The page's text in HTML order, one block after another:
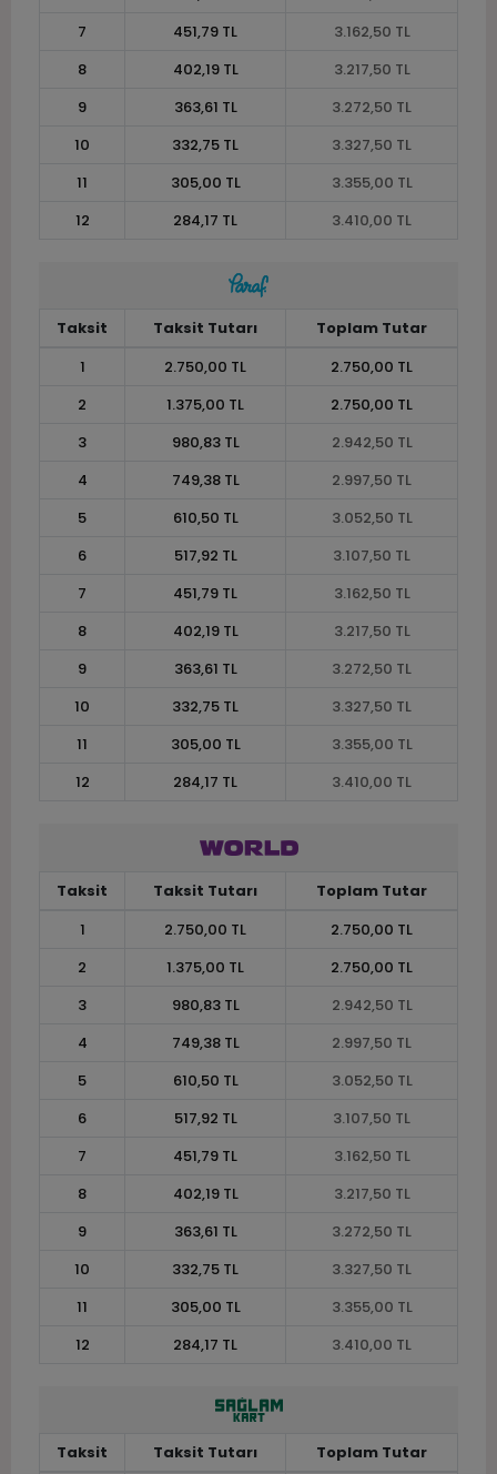
7
451,79 TL
3.162,50 TL
8
402,19 TL
3.217,50 TL
9
363,61 TL
3.272,50 TL
10
332,75 TL
3.327,50 TL
11
305,00 TL
3.355,00 TL
12
284,17 TL 3.410,00 TL
Taksit Taksit Tutarı
Toplam Tutar
1
2.750,00 TL
2.750,00 TL
2
1.375,00 TL
2.750,00 TL
3
980,83 TL
2.942,50 TL
4
749,38 TL
2.997,50 TL
5
610,50 TL
3.052,50 TL
6
517,92 TL
3.107,50 TL
7
451,79 TL
3.162,50 TL
8
402,19 TL
3.217,50 TL
9
363,61 TL
3.272,50 TL
10
332,75 TL
3.327,50 TL
11
305,00 TL
3.355,00 TL
12
284,17 TL 3.410,00 TL
Taksit Taksit Tutarı
Toplam Tutar
1
2.750,00 TL
2.750,00 TL
2
1.375,00 TL
2.750,00 TL
3
980,83 TL
2.942,50 TL
4
749,38 TL
2.997,50 TL
5
610,50 TL
3.052,50 TL
6
517,92 TL
3.107,50 TL
7
451,79 TL
3.162,50 TL
8
402,19 TL
3.217,50 TL
9
363,61 TL
3.272,50 TL
10
332,75 TL
3.327,50 TL
11
305,00 TL
3.355,00 TL
12
284,17 TL 3.410,00 TL
Taksit Taksit Tutarı
Toplam Tutar